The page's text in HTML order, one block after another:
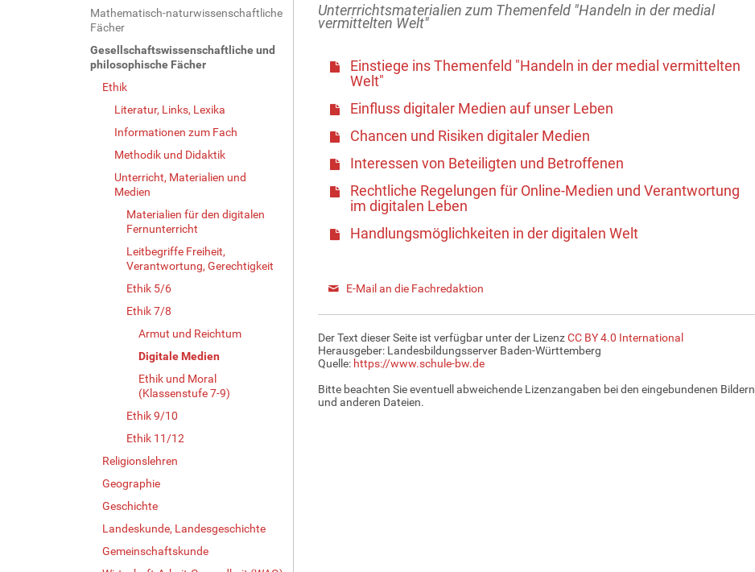
Mathematisch-naturwissenschaftliche
Fächer
Gesellschaftswissenschaftliche und
philosophische Fächer
Ethik
Literatur, Links, Lexika
Informationen zum Fach
Methodik und Didaktik
Unterricht, Materialien und
Medien
Materialien für den digitalen
Fernunterricht
Leitbegriffe Freiheit,
Verantwortung, Gerechtigkeit
Ethik 5/6
Ethik 7/8
Armut und Reichtum
Digitale Medien
Ethik und Moral
(Klassenstufe 7-9)
Ethik 9/10
Ethik 11/12
Religionslehren
Geographie
Geschichte
Landeskunde, Landesgeschichte
Gemeinschaftskunde
Unterrrichtsmaterialien zum Themenfeld "Handeln in der medial
vermittelten Welt"
Einstiege ins Themenfeld "Handeln in der medial vermittelten
Welt"
Einfluss digitaler Medien auf unser Leben
Chancen und Risiken digitaler Medien
Interessen von Beteiligten und Betroffenen
Rechtliche Regelungen für Online-Medien und Verantwortung
im digitalen Leben
Handlungsmöglichkeiten in der digitalen Welt
E-Mail an die Fachredaktion
Der Text dieser Seite ist verfügbar unter der LizenzCC BY 4.0 International
Herausgeber: Landesbildungsserver Baden-Württemberg
Quelle: https://www.schule-bw.de
Bitte beachten Sie eventuell abweichende Lizenzangaben bei den eingebundenen Bildern
und anderen Dateien.